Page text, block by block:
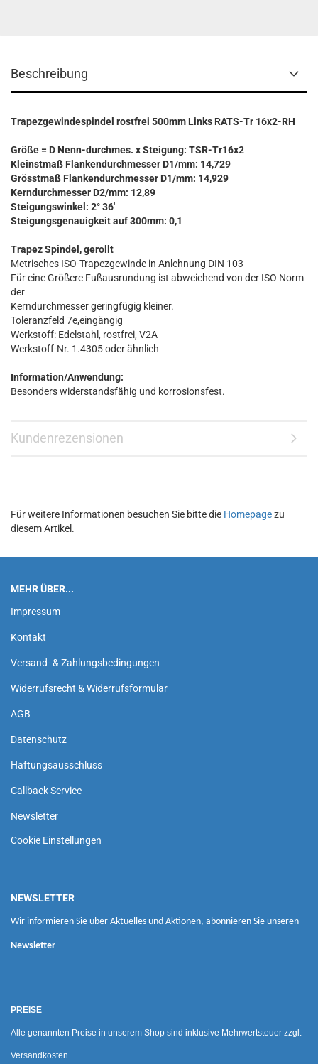
Beschreibung
Trapezgewindespindel rostfrei 500mm Links RATS-Tr 16x2-RH
Größe = D Nenn-durchmes. x Steigung: TSR-Tr16x2
Kleinstmaß Flankendurchmesser D1/mm: 14,729
Grösstmaß Flankendurchmesser D1/mm: 14,929
Kerndurchmesser D2/mm: 12,89
Steigungswinkel: 2° 36'
Steigungsgenauigkeit auf 300mm: 0,1
Trapez Spindel, gerollt
Metrisches ISO-Trapezgewinde in Anlehnung DIN 103
Für eine Größere Fußausrundung ist abweichend von der ISO Norm
der
Kerndurchmesser geringfügig kleiner.
Toleranzfeld 7e,eingängig
Werkstoff: Edelstahl, rostfrei, V2A
Werkstoff-Nr. 1.4305 oder ähnlich
Information/Anwendung:
Besonders widerstandsfähig und korrosionsfest.
Kundenrezensionen
Für weitere Informationen besuchen Sie bitte die Homepagezu
diesem Artikel.
MEHR ÜBER...
Impressum
Kontakt
Versand- & Zahlungsbedingungen
Widerrufsrecht & Widerrufsformular
AGB
Datenschutz
Haftungsausschluss
Callback Service
Newsletter
Cookie Einstellungen
NEWSLETTER
Wir informieren Sie über Aktuelles und Aktionen, abonnieren Sie unseren
Newsletter
PREISE
Alle genannten Preise in unserem Shop sind inklusive Mehrwertsteuer zzgl.
Versandkosten